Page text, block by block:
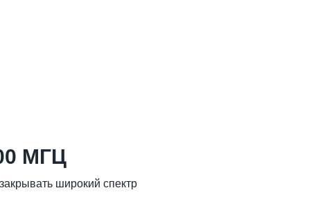
МГЦ
широкий спектр